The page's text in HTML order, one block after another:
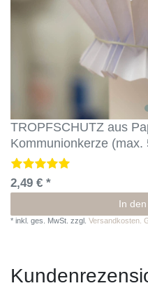
TROPFSCHUTZ aus
Kommunionkerze
2,49 € *
In
* inkl. ges. MwSt. zzgl. Versandkosten.